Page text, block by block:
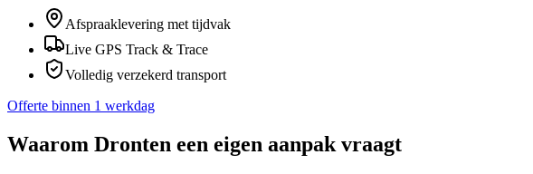
Afspraaklevering met tijdvak
Live GPS Track & Trace
Volledig verzekerd transport
Offerte binnen 1 werkdag
Waarom Dronten een eigen aanpak vraagt